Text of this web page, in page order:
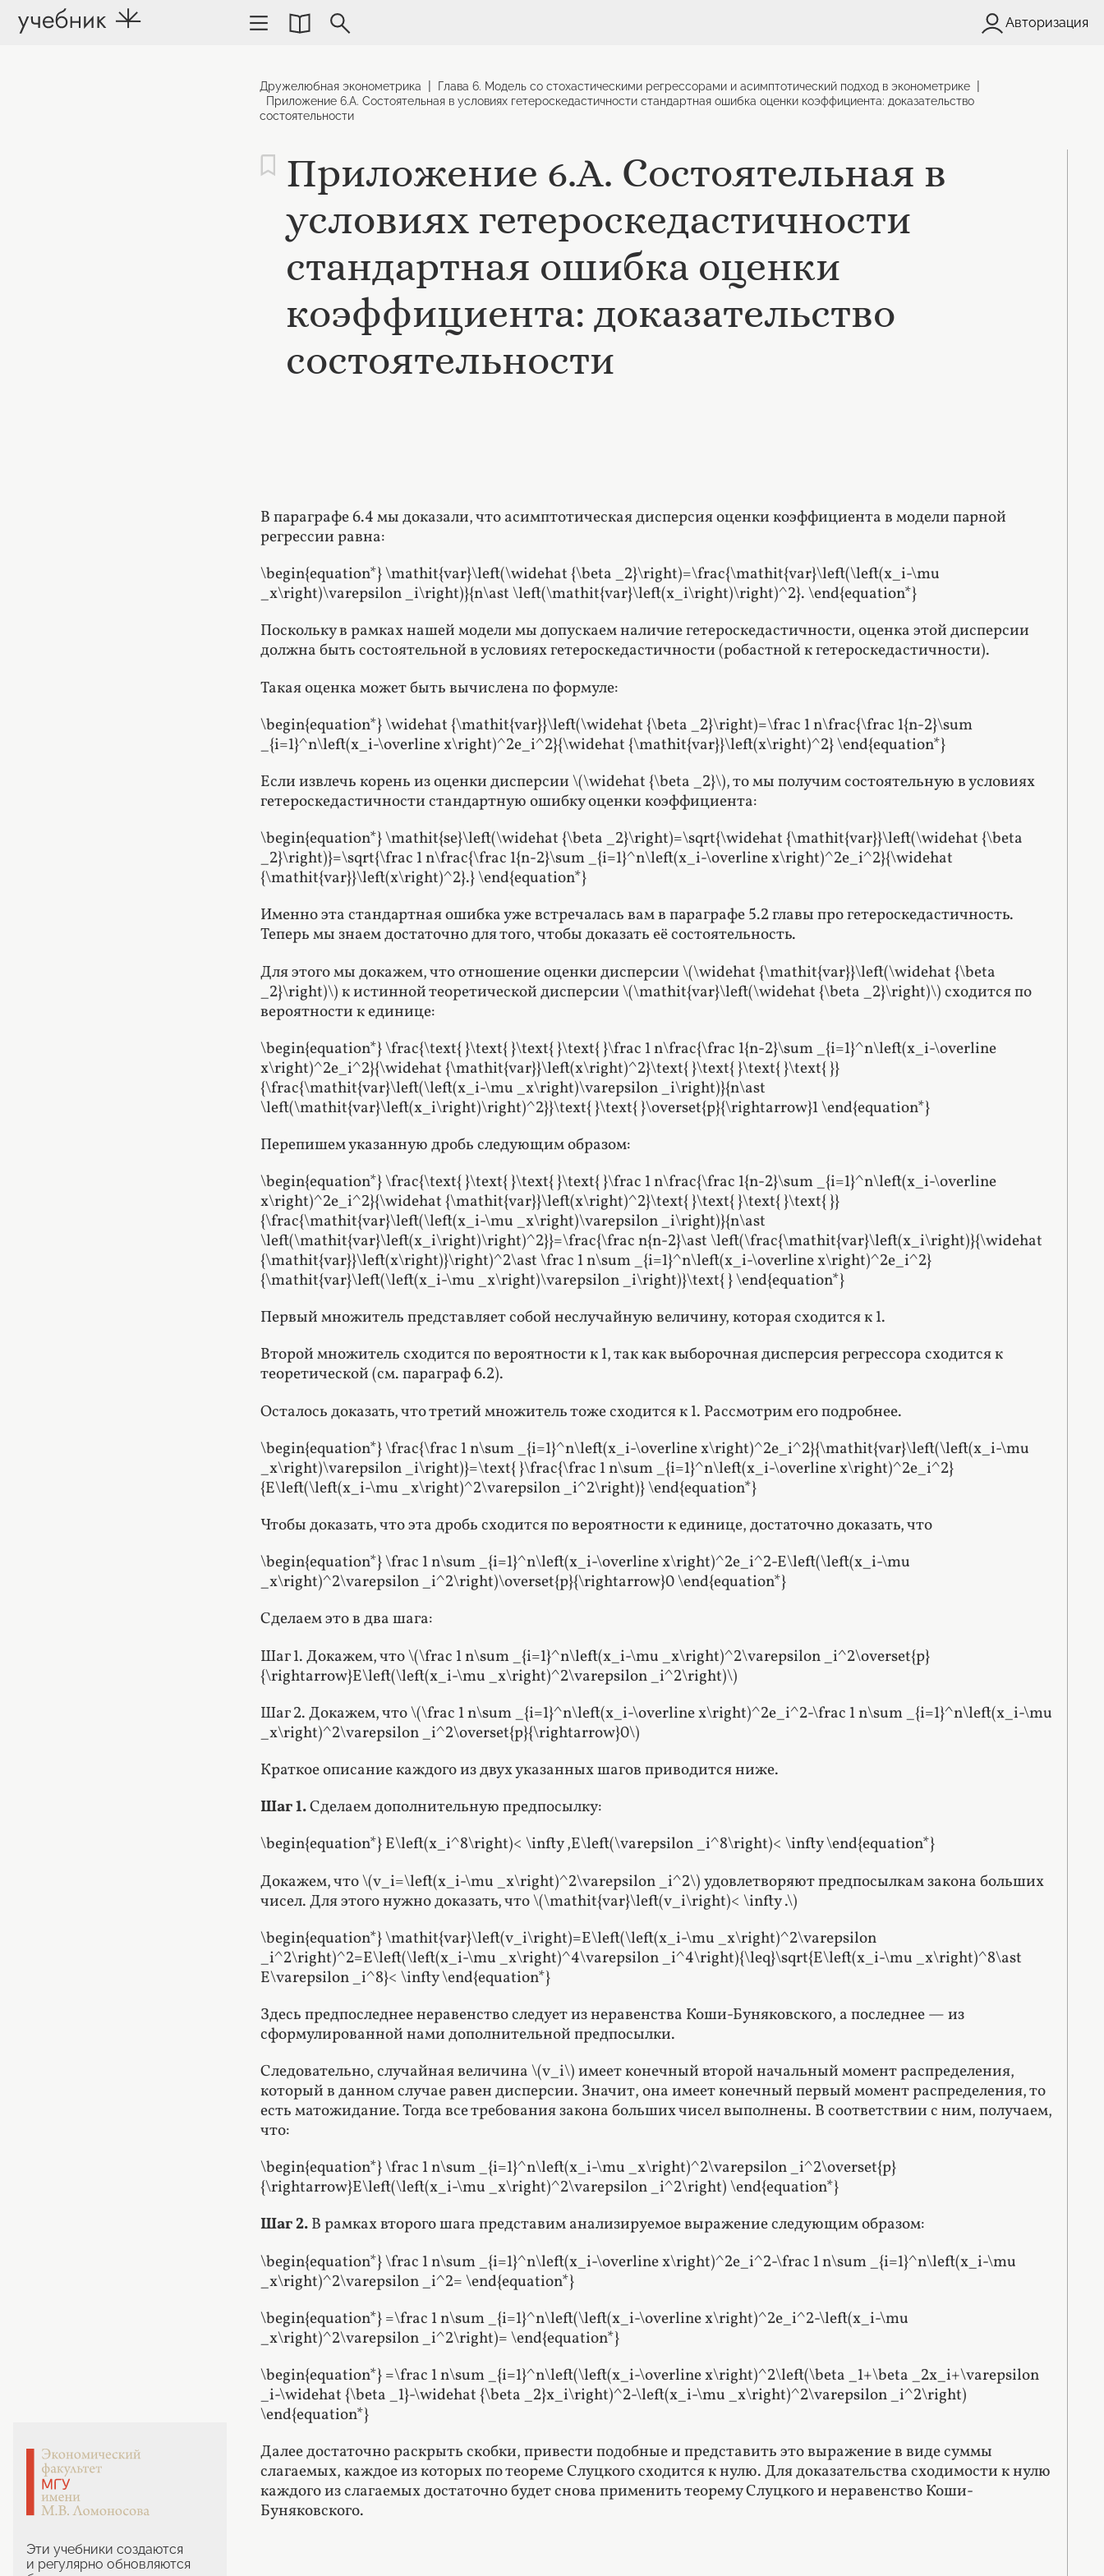
Авторизация
Эти учебники создаются
и регулярно обновляются
Дружелюбная эконометрика | Глава 6. Модель со стохастическими регрессорами и асимптотический подход в эконометрике |
Приложение 6.А. Состоятельная в условиях гетероскедастичности стандартная ошибка оценки коэффициента: доказательство
состоятельности
Приложение 6.А. Состоятельная в
условиях гетероскедастичности
стандартная ошибка оценки
коэффициента: доказательство
состоятельности
В параграфе 6.4 мы доказали, что асимптотическая дисперсия оценки коэффициента в модели парной
регрессии равна:
\begin{equation*} \mathit{var}\left(\widehat {\beta _2}\right)=\frac{\mathit{var}\left(\left(x_i-\mu
_x\right)\varepsilon _i\right)}{n\ast \left(\mathit{var}\left(x_i\right)\right)^2}. \end{equation*}
Поскольку в рамках нашей модели мы допускаем наличие гетероскедастичности, оценка этой дисперсии
должна быть состоятельной в условиях гетероскедастичности (робастной к гетероскедастичности).
Такая оценка может быть вычислена по формуле:
\begin{equation*} \widehat {\mathit{var}}\left(\widehat {\beta _2}\right)=\frac 1 n\frac{\frac 1{n-2}\sum
_{i=1}^n\left(x_i-\overline x\right)^2e_i^2}{\widehat {\mathit{var}}\left(x\right)^2} \end{equation*}
Если извлечь корень из оценки дисперсии \(\widehat {\beta _2}\), то мы получим состоятельную в условиях
гетероскедастичности стандартную ошибку оценки коэффициента:
\begin{equation*} \mathit{se}\left(\widehat {\beta _2}\right)=\sqrt{\widehat {\mathit{var}}\left(\widehat {\beta
_2}\right)}=\sqrt{\frac 1 n\frac{\frac 1{n-2}\sum _{i=1}^n\left(x_i-\overline x\right)^2e_i^2}{\widehat
{\mathit{var}}\left(x\right)^2}.} \end{equation*}
Именно эта стандартная ошибка уже встречалась вам в параграфе 5.2 главы про гетероскедастичность.
Теперь мы знаем достаточно для того, чтобы доказать её состоятельность.
Для этого мы докажем, что отношение оценки дисперсии \(\widehat {\mathit{var}}\left(\widehat {\beta
_2}\right)\) к истинной теоретической дисперсии \(\mathit{var}\left(\widehat {\beta _2}\right)\) сходится по
вероятности к единице:
\begin{equation*} \frac{\text{ }\text{ }\text{ }\text{ }\frac 1 n\frac{\frac 1{n-2}\sum _{i=1}^n\left(x_i-\overline
x\right)^2e_i^2}{\widehat {\mathit{var}}\left(x\right)^2}\text{ }\text{ }\text{ }\text{ }}
{\frac{\mathit{var}\left(\left(x_i-\mu _x\right)\varepsilon _i\right)}{n\ast
\left(\mathit{var}\left(x_i\right)\right)^2}}\text{ }\text{ }\overset{p}{\rightarrow}1 \end{equation*}
Перепишем указанную дробь следующим образом:
\begin{equation*} \frac{\text{ }\text{ }\text{ }\text{ }\frac 1 n\frac{\frac 1{n-2}\sum _{i=1}^n\left(x_i-\overline
x\right)^2e_i^2}{\widehat {\mathit{var}}\left(x\right)^2}\text{ }\text{ }\text{ }\text{ }}
{\frac{\mathit{var}\left(\left(x_i-\mu _x\right)\varepsilon _i\right)}{n\ast
\left(\mathit{var}\left(x_i\right)\right)^2}}=\frac{\frac n{n-2}\ast \left(\frac{\mathit{var}\left(x_i\right)}{\widehat
{\mathit{var}}\left(x\right)}\right)^2\ast \frac 1 n\sum _{i=1}^n\left(x_i-\overline x\right)^2e_i^2}
{\mathit{var}\left(\left(x_i-\mu _x\right)\varepsilon _i\right)}\text{ } \end{equation*}
Первый множитель представляет собой неслучайную величину, которая сходится к 1.
Второй множитель сходится по вероятности к 1, так как выборочная дисперсия регрессора сходится к
теоретической (см. параграф 6.2).
Осталось доказать, что третий множитель тоже сходится к 1. Рассмотрим его подробнее.
\begin{equation*} \frac{\frac 1 n\sum _{i=1}^n\left(x_i-\overline x\right)^2e_i^2}{\mathit{var}\left(\left(x_i-\mu
_x\right)\varepsilon _i\right)}=\text{ }\frac{\frac 1 n\sum _{i=1}^n\left(x_i-\overline x\right)^2e_i^2}
{E\left(\left(x_i-\mu _x\right)^2\varepsilon _i^2\right)} \end{equation*}
Чтобы доказать, что эта дробь сходится по вероятности к единице, достаточно доказать, что
\begin{equation*} \frac 1 n\sum _{i=1}^n\left(x_i-\overline x\right)^2e_i^2-E\left(\left(x_i-\mu
_x\right)^2\varepsilon _i^2\right)\overset{p}{\rightarrow}0 \end{equation*}
Сделаем это в два шага:
Шаг 1. Докажем, что \(\frac 1 n\sum _{i=1}^n\left(x_i-\mu _x\right)^2\varepsilon _i^2\overset{p}
{\rightarrow}E\left(\left(x_i-\mu _x\right)^2\varepsilon _i^2\right)\)
Шаг 2. Докажем, что \(\frac 1 n\sum _{i=1}^n\left(x_i-\overline x\right)^2e_i^2-\frac 1 n\sum _{i=1}^n\left(x_i-\mu
_x\right)^2\varepsilon _i^2\overset{p}{\rightarrow}0\)
Краткое описание каждого из двух указанных шагов приводится ниже.
Шаг 1.Сделаем дополнительную предпосылку:
\begin{equation*} E\left(x_i^8\right)< \infty ,E\left(\varepsilon _i^8\right)< \infty \end{equation*}
Докажем, что \(v_i=\left(x_i-\mu _x\right)^2\varepsilon _i^2\) удовлетворяют предпосылкам закона больших
чисел. Для этого нужно доказать, что \(\mathit{var}\left(v_i\right)< \infty .\)
\begin{equation*} \mathit{var}\left(v_i\right)=E\left(\left(x_i-\mu _x\right)^2\varepsilon
_i^2\right)^2=E\left(\left(x_i-\mu _x\right)^4\varepsilon _i^4\right){\leq}\sqrt{E\left(x_i-\mu _x\right)^8\ast
E\varepsilon _i^8}< \infty \end{equation*}
Здесь предпоследнее неравенство следует из неравенства Коши-Буняковского, а последнее — из
сформулированной нами дополнительной предпосылки.
Следовательно, случайная величина \(v_i\) имеет конечный второй начальный момент распределения,
который в данном случае равен дисперсии. Значит, она имеет конечный первый момент распределения, то
есть матожидание. Тогда все требования закона больших чисел выполнены. В соответствии с ним, получаем,
что:
\begin{equation*} \frac 1 n\sum _{i=1}^n\left(x_i-\mu _x\right)^2\varepsilon _i^2\overset{p}
{\rightarrow}E\left(\left(x_i-\mu _x\right)^2\varepsilon _i^2\right) \end{equation*}
Шаг 2.В рамках второго шага представим анализируемое выражение следующим образом:
\begin{equation*} \frac 1 n\sum _{i=1}^n\left(x_i-\overline x\right)^2e_i^2-\frac 1 n\sum _{i=1}^n\left(x_i-\mu
_x\right)^2\varepsilon _i^2= \end{equation*}
\begin{equation*} =\frac 1 n\sum _{i=1}^n\left(\left(x_i-\overline x\right)^2e_i^2-\left(x_i-\mu
_x\right)^2\varepsilon _i^2\right)= \end{equation*}
\begin{equation*} =\frac 1 n\sum _{i=1}^n\left(\left(x_i-\overline x\right)^2\left(\beta _1+\beta _2x_i+\varepsilon
_i-\widehat {\beta _1}-\widehat {\beta _2}x_i\right)^2-\left(x_i-\mu _x\right)^2\varepsilon _i^2\right)
\end{equation*}
Далее достаточно раскрыть скобки, привести подобные и представить это выражение в виде суммы
слагаемых, каждое из которых по теореме Слуцкого сходится к нулю. Для доказательства сходимости к нулю
каждого из слагаемых достаточно будет снова применить теорему Слуцкого и неравенство Коши-
Буняковского.